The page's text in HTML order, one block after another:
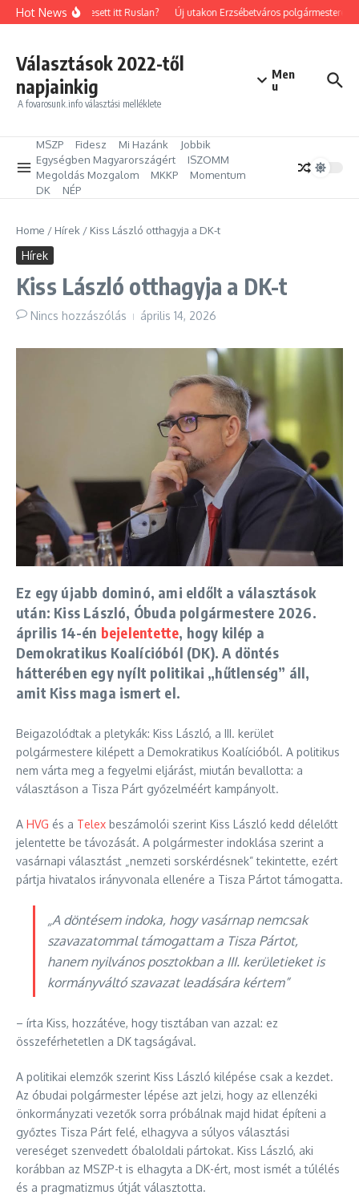
Ugrás a tartalomhoz
Hot NewsMit keresett itt Ruslan? Új utakon Erzsébetváros polgármestere:
Választások 2022-től
napjainkig
A fovarosunk.info választási melléklete
Men
u
MSZP Fidesz Mi Hazánk
Jobbik
Egységben Magyarországért
ISZOMM
Megoldás Mozgalom
MKKP
Momentum
DK
NÉP
Home / Hírek / Kiss László otthagyja a DK-t
Hírek
Kiss László otthagyja a DK-t
Nincs hozzászólás április 14, 2026
Ez egy újabb dominó, ami eldőlt a választások
után: Kiss László, Óbuda polgármestere 2026.
április 14-én bejelentette, hogy kilép a
Demokratikus Koalícióból (DK). A döntés
hátterében egy nyílt politikai „hűtlenség” áll,
amit Kiss maga ismert el.
Beigazolódtak a pletykák: Kiss László, a III. kerület
polgármestere kilépett a Demokratikus Koalícióból. A politikus
nem várta meg a fegyelmi eljárást, miután bevallotta: a
választáson a Tisza Párt győzelméért kampányolt.
A HVG és a Telex beszámolói szerint Kiss László kedd délelőtt
jelentette be távozását. A polgármester indoklása szerint a
vasárnapi választást „nemzeti sorskérdésnek” tekintette, ezért
pártja hivatalos irányvonala ellenére a Tisza Pártot támogatta.
„A döntésem indoka, hogy vasárnap nemcsak
szavazatommal támogattam a Tisza Pártot,
hanem nyilvános posztokban a III. kerületieket is
kormányváltó szavazat leadására kértem”
– írta Kiss, hozzátéve, hogy tisztában van azzal: ez
összeférhetetlen a DK tagságával.
A politikai elemzők szerint Kiss László kilépése csak a kezdet.
Az óbudai polgármester lépése azt jelzi, hogy az ellenzéki
önkormányzati vezetők sorra próbálnak majd hidat építeni a
győztes Tisza Párt felé, elhagyva a súlyos választási
vereséget szenvedett óbaloldali pártokat. Kiss László, aki
korábban az MSZP-t is elhagyta a DK-ért, most ismét a túlélés
és a pragmatizmus útját választotta.